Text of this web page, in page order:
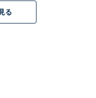
。さらに、ドア脇な
る